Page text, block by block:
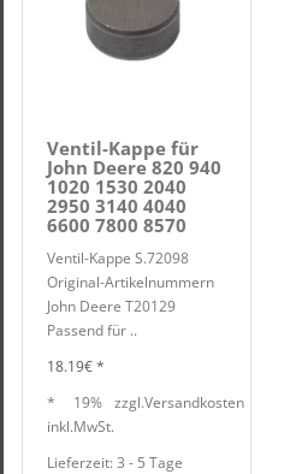
Ventil-Kappe für
John Deere 820 940
1020 1530 2040
2950 3140 4040
6600 7800 8570
Ventil-Kappe S.72098
Original-Artikelnummern
John Deere T20129
Passend für ..
18.19€ *
*
inkl.
19%
MwSt.
zzgl.Versandkosten
Lieferzeit: 3 - 5 Tage